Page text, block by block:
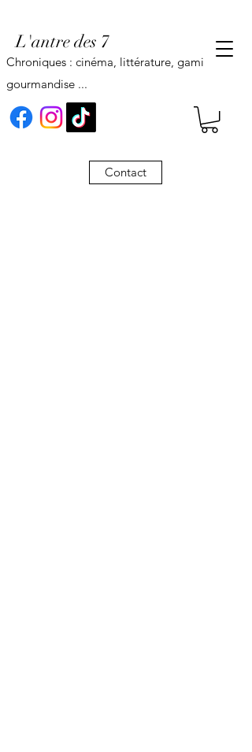
L'antre des 7
Contact
Chroniques : cinéma, littérature, gaming,
gourmandise ...